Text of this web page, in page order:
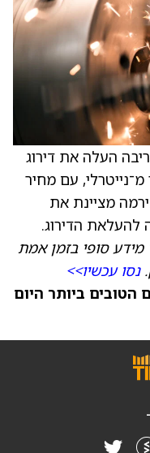
העלה את דירוג
עם מחיר
מציינת את
להעלאת הדירוג.
מידע סופי בזמן אמת
נסו עכשיו>>
הטובים ביותר היום